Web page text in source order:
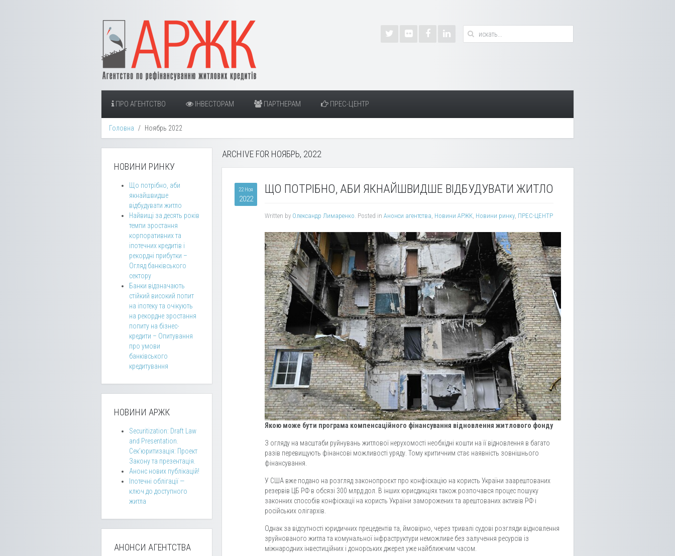
ПРО АГЕНТСТВО ІНВЕСТОРАМ ПАРТНЕРАМ ПРЕС-ЦЕНТР
Головна Ноябрь 2022
ARCHIVE FOR НОЯБРЬ, 2022
22 Ноя
2022
ЩО ПОТРІБНО, АБИ ЯКНАЙШВИДШЕ ВІДБУДУВАТИ ЖИТЛО
Written by Олександр Лимаренко. Posted in Анонси агентства, Новини АРЖК, Новини ринку, ПРЕС-ЦЕНТР
Якою може бути програма компенсаційного фінансування відновлення житлового фонду
З огляду на масштаби руйнувань житлової нерухомості необхідні кошти на її відновлення в багато
разів перевищують фінансові можливості уряду. Тому критичним стає наявність зовнішнього
фінансування.
У США вже подано на розгляд законопроєкт про конфіскацію на користь України заарештованих
резервів ЦБ РФ в обсязі 300 млрд дол. В інших юрисдикціях також розпочався процес пошуку
законних способів конфіскації на користь України заморожених та арештованих активів РФ і
російських олігархів.
Однак за відсутності юридичних прецедентів та, ймовірно, через тривалі судові розгляди відновлення
зруйнованого житла та комунальної інфраструктури неможливе без залучення ресурсів із
міжнародних інвестиційних і донорських джерел уже найближчим часом.
НОВИНИ РИНКУ
Що потрібно, аби
якнайшвидше
відбудувати житло
Найвищі за десять років
темпи зростання
корпоративних та
іпотечних кредитів і
рекордні прибутки –
Огляд банківського
сектору
Банки відзначають
стійкий високий попит
на іпотеку та очікують
на рекордне зростання
попиту на бізнес-
кредити – Опитування
про умови
банківського
кредитування
НОВИНИ АРЖК
Securitization: Draft Law
and Presentation.
Сек’юритизація: Проект
Закону та презентація.
Анонс нових публікацій!
Іпотечні облігації —
ключ до доступного
житла
АНОНСИ АГЕНТСТВА